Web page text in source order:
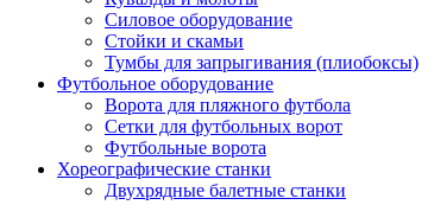
Силовое оборудование
Стойки и скамьи
Тумбы для запрыгивания (плиобоксы)
Футбольное оборудование
Ворота для пляжного футбола
Сетки для футбольных ворот
Футбольные ворота
Хореографические станки
Двухрядные балетные станки